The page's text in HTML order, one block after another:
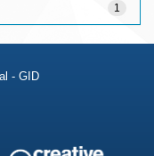
1
- GID